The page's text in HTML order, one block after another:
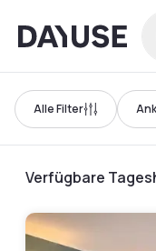
Dayuse
Alle Filter
Verfügbare